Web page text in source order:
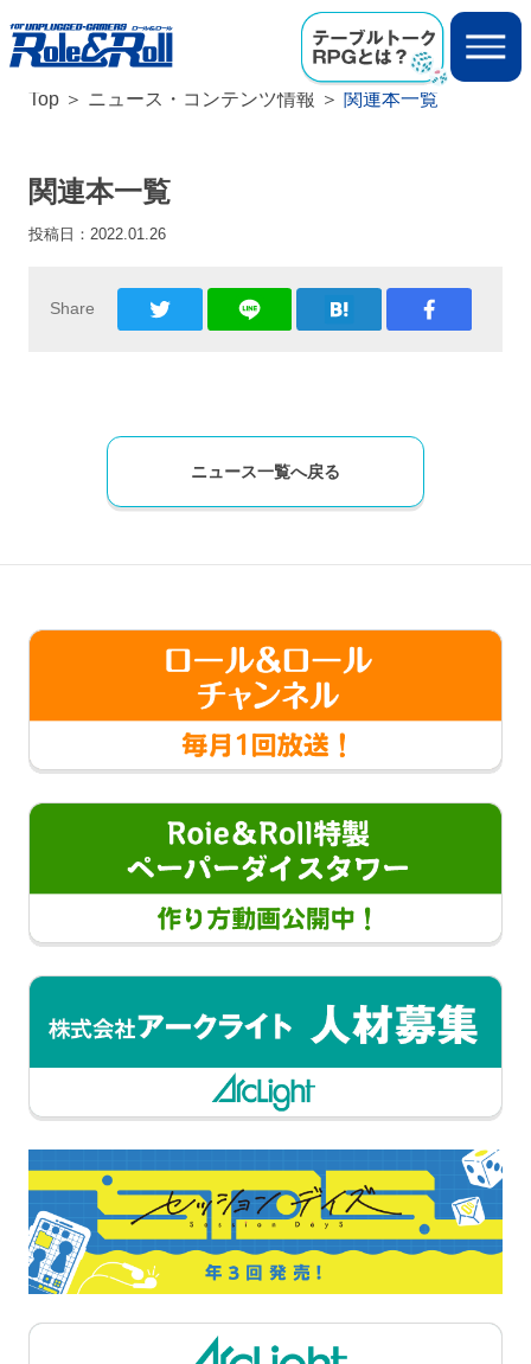
Top ニュース・コンテンツ情報 関連本一覧
関連本一覧
投稿日： 2022.01.26
Share
ニュース一覧へ戻る